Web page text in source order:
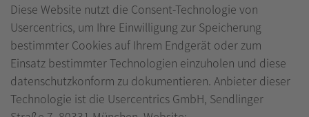
Diese Website nutzt die Consent-Technologie von
Usercentrics, um Ihre Einwilligung zur Speicherung
bestimmter Cookies auf Ihrem Endgerät oder zum
Einsatz bestimmter Technologien einzuholen und diese
datenschutzkonform zu dokumentieren. Anbieter dieser
Technologie ist die Usercentrics GmbH, Sendlinger